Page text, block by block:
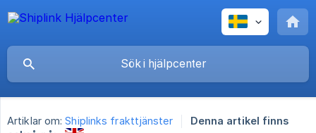
Artiklar om: Shiplinks frakttjänster
Denna artikel finns